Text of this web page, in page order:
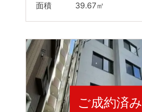
面積 39.67㎡
ご成約済み